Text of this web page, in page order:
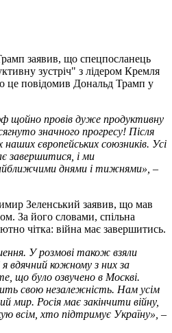
заявив, що спецпосланець
зустріч" з лідером Кремля
повідомив Дональд Трамп у
щойно провів дуже продуктивну
значного прогресу! Після
наших європейських союзників. Усі
завершитися, і ми
днями і тижнями», –
Зеленський заявив, що мав
За його словами, спільна
чітка: війна має завершитись.
У розмові також взяли
я вдячний кожному з них за
що було озвучено в Москві.
свою незалежність. Нам усім
мир. Росія має закінчити війну,
всім, хто підтримує Україну», –